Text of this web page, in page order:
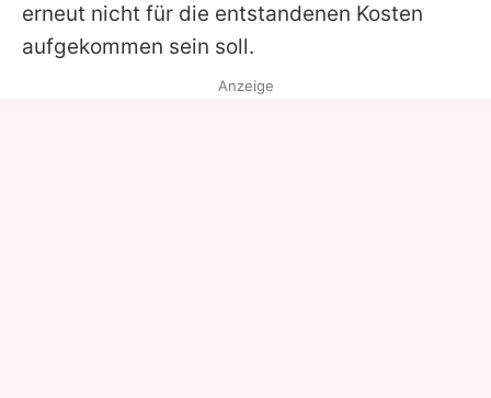
erneut nicht für die entstandenen Kosten
aufgekommen sein soll.
Anzeige